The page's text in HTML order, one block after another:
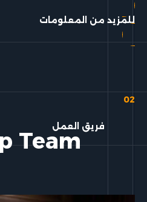
للمزيد من المعلومات
02
فريق العمل
Team